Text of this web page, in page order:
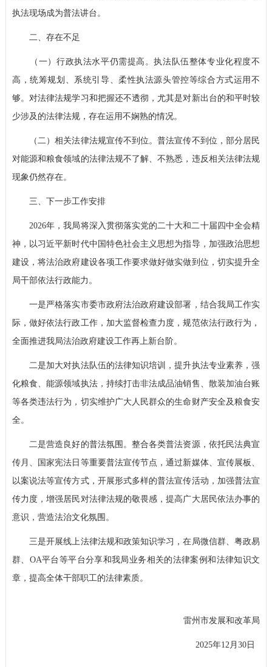
执法现场成为普法讲台。
二、存在不足
（一）行政执法水平仍需提高。执法队伍整体专业化程度不
高，统筹规划、系统引导、柔性执法源头管控等综合方式运用不
够。对法律法规学习和把握还不透彻，尤其是对新出台的和平时较
少涉及的法律法规，存在运用不娴熟的情况。
（二）相关法律法规宣传不到位。普法宣传不到位，部分居民
对能源和粮食领域的法律法规不了解、不熟悉，违反相关法律法规
现象仍然存在。
三、下一步工作安排
2026年，我局将深入贯彻落实党的二十大和二十届四中全会精
神，以习近平新时代中国特色社会主义思想为指导，加强政治思想
建设，将法治政府建设各项工作要求做好做实做到位，切实提升全
局干部依法行政能力。
一是严格落实市委市政府法治政府建设部署，结合我局工作实
际，做好依法行政工作，加大监督检查力度，规范依法行政行为，
全面推进我局法治政府建设工作再上新台阶。
二是加大对执法队伍的法律知识培训，提升执法专业素养，强
化粮食、能源领域执法，持续打击非法成品油销售、散装加油台账
等各类违法行为，切实维护广大人民群众的生命财产安全及粮食安
全。
二是营造良好的普法氛围。整合各类普法资源，依托民法典宣
传月、国家宪法日等重要普法宣传节点，通过新媒体、宣传展板、
以案说法等宣传方式，开展形式多样的普法宣传活动，加强普法宣
传力度，增强居民对法律法规的敬畏感，提高广大居民依法办事的
意识，营造法治文化氛围。
三是开展线上法律法规和政策知识学习，在局微信群、粤政易
群、OA平台等平台分享和我局业务相关的法律案例和法律知识文
章，提高全体干部职工的法律素质。
雷州市发展和改革局
2025年12月30日